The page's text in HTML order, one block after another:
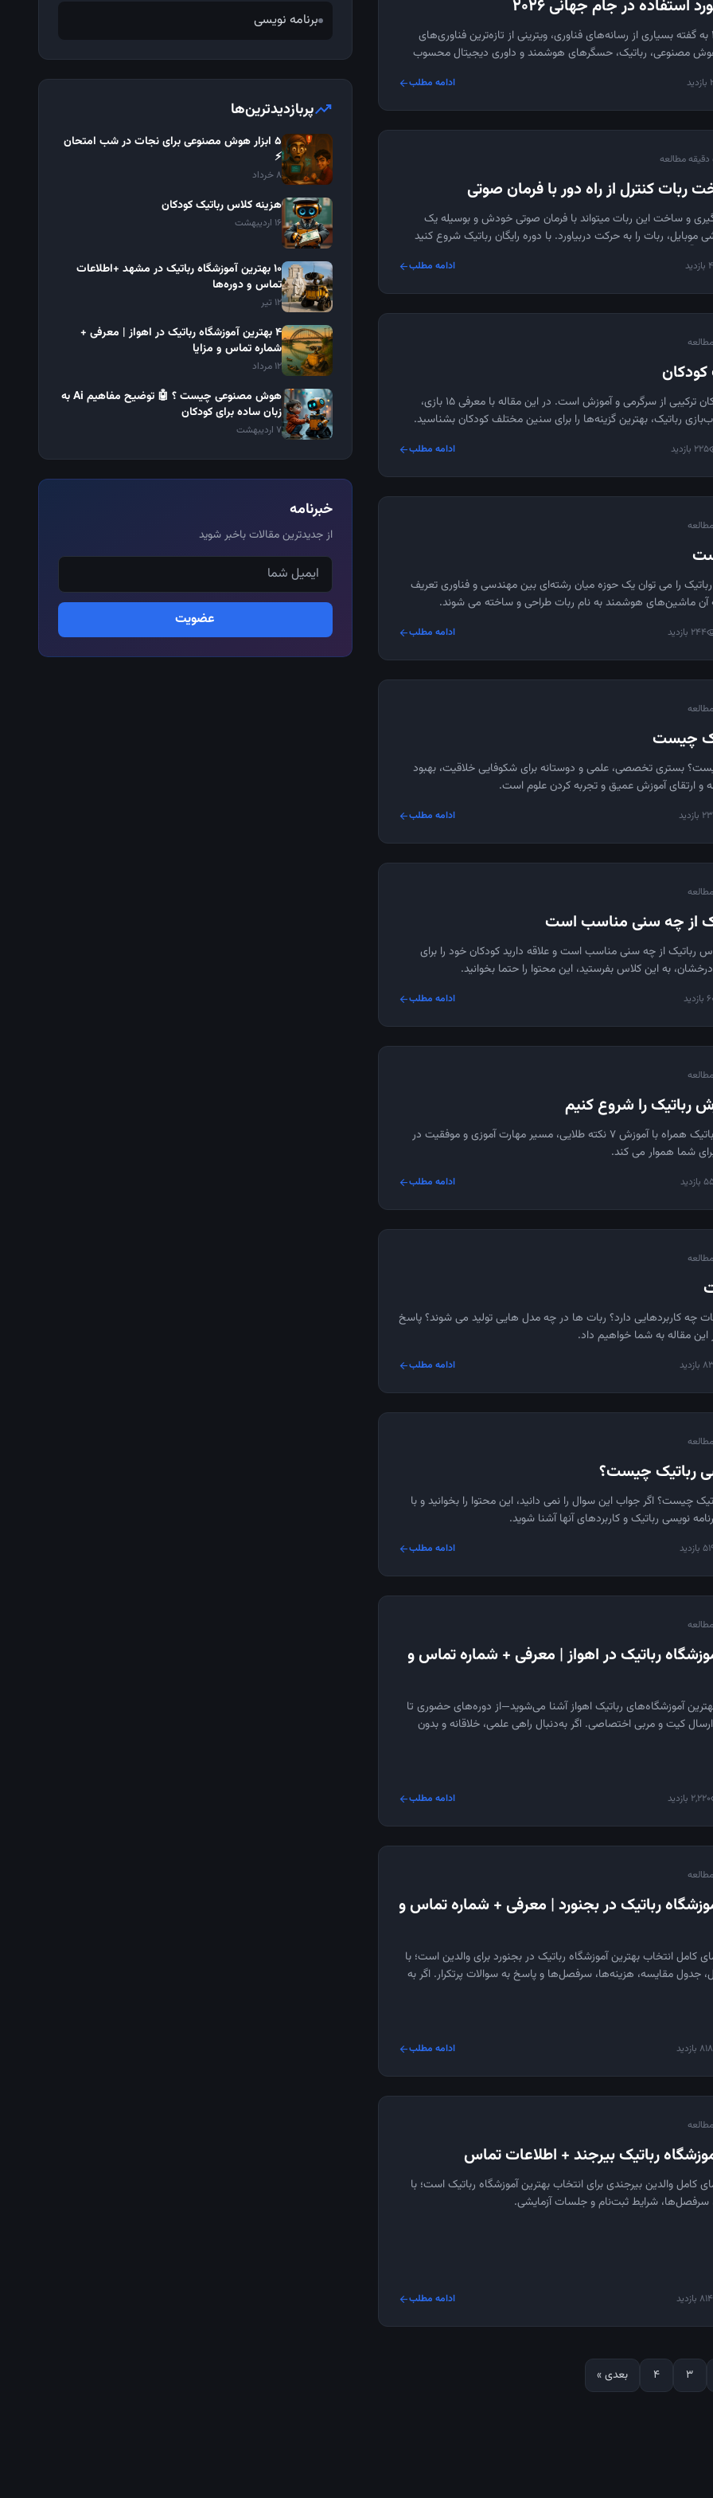
استفاده در جام جهانی 2026
جام جهانی 2026 به گفته بسیاری از رسانه‌های فناوری، ویترینی از تازه‌ترین فناوری‌های
مصنوعی، رباتیک، حسگرهای هوشمند و داوری دیجیتال محسوب
رباتیک گشت‌زنی امنیتی، فدراسیون بین‌المللی فوتبال (فیفا) در
ادامه مطلبarrow_forward
ربات کنترل از راه دور با فرمان صوتی
و ساخت این ربات میتواند با فرمان صوتی خودش و بوسیله یک
موبایل، ربات را به حرکت دربیاورد. با دوره رایگان رباتیک شروع کنید
ادامه مطلبarrow_forward
کودکان
بازی رباتیک کودکان ترکیبی از سرگرمی و آموزش است. در این مقاله با معرفی ۱۵ بازی،
رباتیک، بهترین گزینه‌ها را برای سنین مختلف کودکان بشناسید.
225 بازدید ادامه مطلبarrow_forward
را می توان یک حوزه میان رشته‌ای بین مهندسی و فناوری تعریف
آن ماشین‌های هوشمند به نام ربات طراحی و ساخته می شوند.
244 بازدید ادامه مطلبarrow_forward
چیست
بستری تخصصی، علمی و دوستانه برای شکوفایی خلاقیت، بهبود
و ارتقای آموزش عمیق و تجربه کردن علوم است.
ادامه مطلبarrow_forward
از چه سنی مناسب است
رباتیک از چه سنی مناسب است و علاقه دارید کودکان خود را برای
به این کلاس بفرستید، این محتوا را حتما بخوانید.
ادامه مطلبarrow_forward
رباتیک را شروع کنیم
شروع یادگیری رباتیک همراه با آموزش ۷ نکته طلایی، مسیر مهارت ‌آموزی و موفقیت در
شما هموار می‌ کند.
ادامه مطلبarrow_forward
چه کاربردهایی دارد؟ ربات ها در چه مدل هایی تولید می شوند؟ پاسخ
این مقاله به شما خواهیم داد.
ادامه مطلبarrow_forward
رباتیک چیست؟
چیست؟ اگر جواب این سوال را نمی دانید، این محتوا را بخوانید و با
نویسی رباتیک و کاربردهای آنها آشنا شوید.
بازدید ادامه مطلبarrow_forward
رباتیک در اهواز | معرفی + شماره تماس و
آموزشگاه‌های رباتیک اهواز آشنا می‌شوید—از دوره‌های حضوری تا
ارسال کیت و مربی اختصاصی. اگر به‌دنبال راهی علمی، خلاقانه و بدون
2,220 بازدید ادامه مطلبarrow_forward
رباتیک در بجنورد | معرفی + شماره تماس و
کامل انتخاب بهترین آموزشگاه رباتیک در بجنورد برای والدین است؛ با
جدول مقایسه، هزینه‌ها، سرفصل‌ها و پاسخ به سوالات پرتکرار. اگر به
818 بازدید ادامه مطلبarrow_forward
کامل والدین بیرجندی برای انتخاب بهترین آموزشگاه رباتیک است؛ با
سرفصل‌ها، شرایط ثبت‌نام و جلسات آزمایشی.
814 بازدید ادامه مطلبarrow_forward
3
4 بعدی »
برنامه نویسی
trending_upپربازدیدترین‌ها
۵ ابزار هوش مصنوعی برای نجات در شب امتحان
⚡
8 خرداد
هزینه کلاس رباتیک کودکان
16 اردیبهشت
10 بهترین آموزشگاه رباتیک در مشهد +اطلاعات
تماس و دوره‌ها
12 تیر
4 بهترین آموزشگاه رباتیک در اهواز | معرفی +
شماره تماس و مزایا
12 مرداد
هوش مصنوعی چیست ؟ 🤖 توضیح مفاهیم Ai به
زبان ساده برای کودکان
7 اردیبهشت
خبرنامه
از جدیدترین مقالات باخبر شوید
عضویت